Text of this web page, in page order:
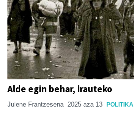
Alde egin behar, irauteko
Julene Frantzesena 2025 aza 13 POLITIKA